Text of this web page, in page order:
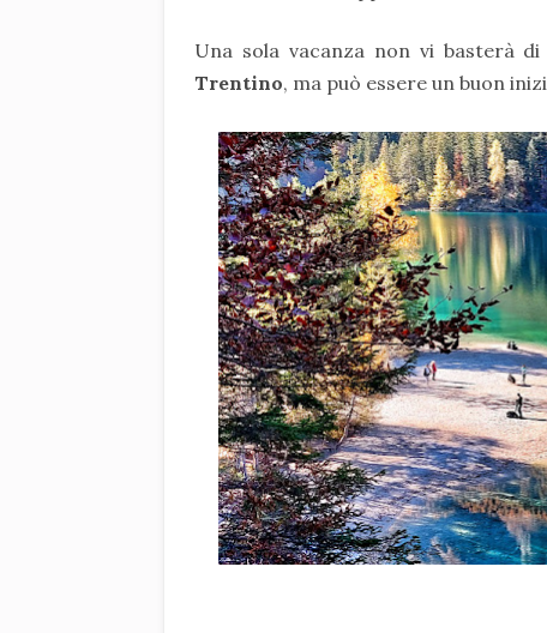
Una sola vacanza non vi basterà
Trentino, ma può essere un buon